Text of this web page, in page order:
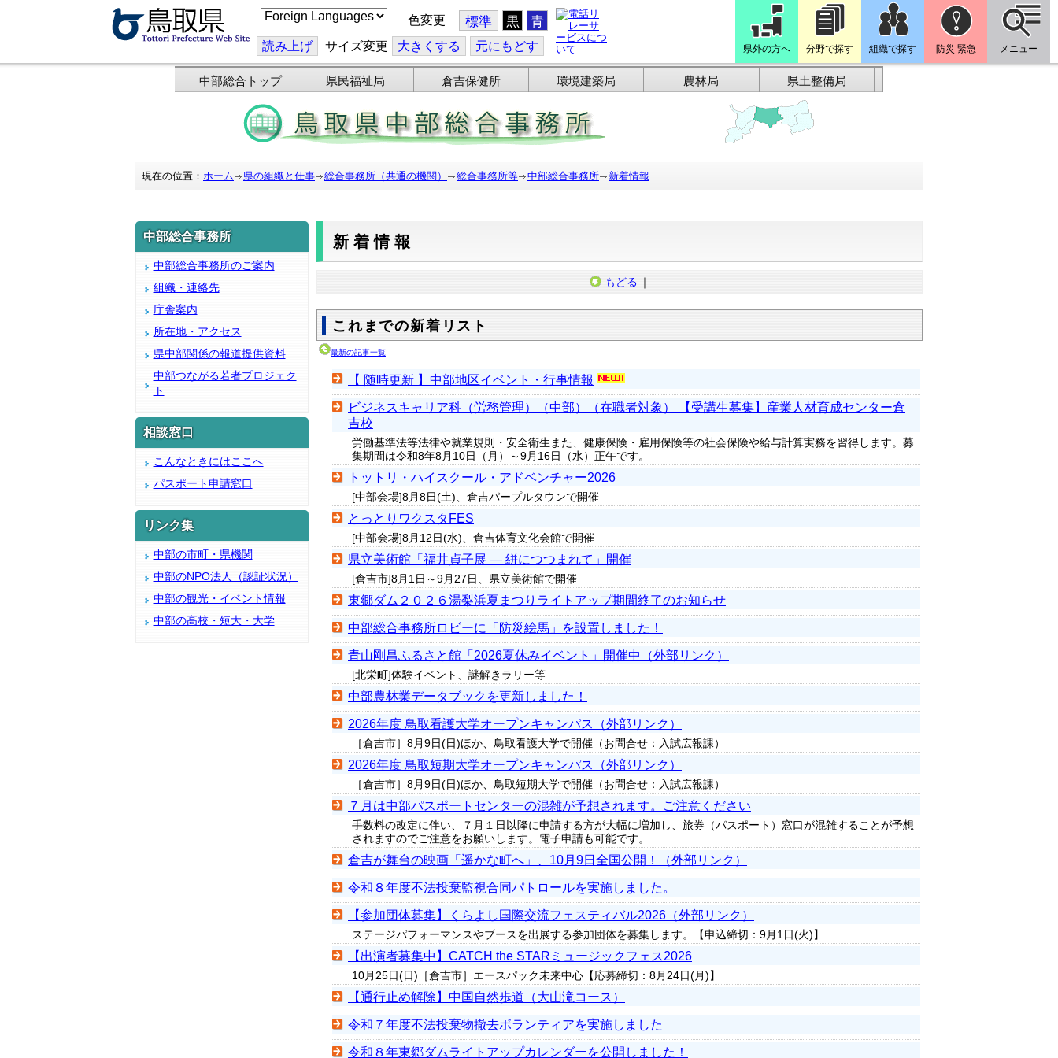
こ
の
ジ
を
翻
訳
す
る
色変更 標準 黒 青
読み上げ サイズ変更 大きくする 元にもどす 県外の方へ 分野で探す 組織で探す 防災 緊急 メニュー
中部総合トップ 県民福祉局 倉吉保健所 環境建築局 農林局 県土整備局
現在の位置： ホーム 県の組織と仕事 総合事務所（共通の機関） 総合事務所等 中部総合事務所 新着情報
中部総合事務所
中部総合事務所のご案内
組織・連絡先
庁舎案内
所在地・アクセス
県中部関係の報道提供資料
中部つながる若者プロジェク
ト
相談窓口
こんなときにはここへ
パスポート申請窓口
リンク集
中部の市町・県機関
中部のNPO法人（認証状況）
中部の観光・イベント情報
中部の高校・短大・大学
新着情報
もどる ｜
これまでの新着リスト
最新の記事一覧
【 随時更新 】中部地区イベント・行事情報
ビジネスキャリア科（労務管理）（中部）（在職者対象） 【受講生募集】産業人材育成センター倉
吉校
労働基準法等法律や就業規則・安全衛生また、健康保険・雇用保険等の社会保険や給与計算実務を習得します。募
集期間は令和8年8月10日（月）～9月16日（水）正午です。
トットリ・ハイスクール・アドベンチャー2026
[中部会場]8月8日(土)、倉吉パープルタウンで開催
とっとりワクスタFES
[中部会場]8月12日(水)、倉吉体育文化会館で開催
県立美術館「福井貞子展 ― 絣につつまれて」開催
[倉吉市]8月1日～9月27日、県立美術館で開催
東郷ダム２０２６湯梨浜夏まつりライトアップ期間終了のお知らせ
中部総合事務所ロビーに「防災絵馬」を設置しました！
青山剛昌ふるさと館「2026夏休みイベント」開催中（外部リンク）
[北栄町]体験イベント、謎解きラリー等
中部農林業データブックを更新しました！
2026年度 鳥取看護大学オープンキャンパス（外部リンク）
［倉吉市］8月9日(日)ほか、鳥取看護大学で開催（お問合せ：入試広報課）
2026年度 鳥取短期大学オープンキャンパス（外部リンク）
［倉吉市］8月9日(日)ほか、鳥取短期大学で開催（お問合せ：入試広報課）
７月は中部パスポートセンターの混雑が予想されます。ご注意ください
手数料の改定に伴い、７月１日以降に申請する方が大幅に増加し、旅券（パスポート）窓口が混雑することが予想
されますのでご注意をお願いします。電子申請も可能です。
倉吉が舞台の映画「遥かな町へ」、10月9日全国公開！（外部リンク）
令和８年度不法投棄監視合同パトロールを実施しました。
【参加団体募集】くらよし国際交流フェスティバル2026（外部リンク）
ステージパフォーマンスやブースを出展する参加団体を募集します。【申込締切：9月1日(火)】
【出演者募集中】CATCH the STARミュージックフェス2026
10月25日(日)［倉吉市］エースパック未来中心【応募締切：8月24日(月)】
【通行止め解除】中国自然歩道（大山滝コース）
令和７年度不法投棄物撤去ボランティアを実施しました
令和８年東郷ダムライトアップカレンダーを公開しました！